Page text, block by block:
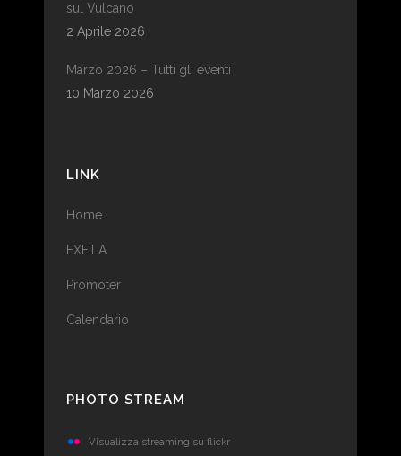
sul Vulcano
2 Aprile 2026
Marzo 2026 – Tutti gli eventi
10 Marzo 2026
LINK
Home
EXFILA
Promoter
Calendario
PHOTO STREAM
Visualizza streaming su flickr